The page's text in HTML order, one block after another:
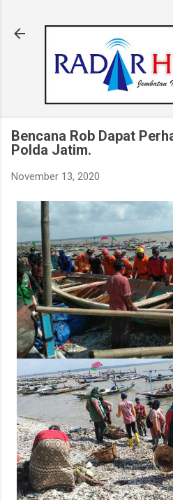
Bencana Rob Dapat
Polda Jatim.
November 13, 2020